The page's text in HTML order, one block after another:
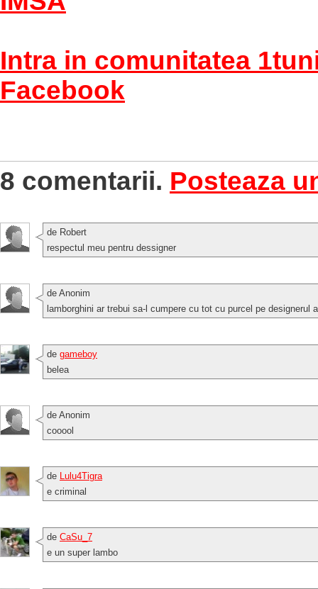
Intra in comunitatea
Facebook
8 comentarii. Posteaza
de Robert
respectul meu pentru dessigner
de Anonim
lamborghini ar trebui sa-l cumpere cu tot cu purcel pe designerul
de gameboy
belea
de Anonim
cooool
de Lulu4Tigra
e criminal
de CaSu_7
e un super lambo